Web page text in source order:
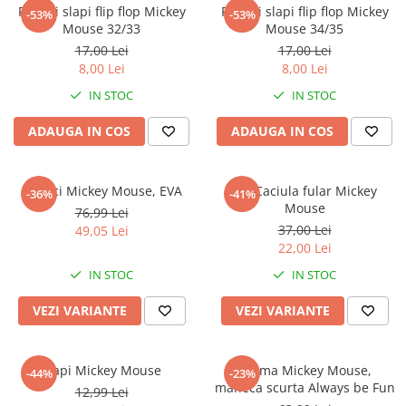
Captain america
Bakugan
Liga Dreptatii
Buzz Lightyear
My Little Pony
Planes
EplusM
Tom & Jerry
Transformers
Incaltaminte baieti
Ghete si cizme baieti
Pantofi baieti
Papuci si slapi baieti
Sandale baieti
Marvel
Monsters Inc.
La casa de papel
Nasa
Kids Euroswan
Rainbow High
Garfield
Nightmare before Christmas
EplusM
Perletti
Arditex
-53%
Papuci slapi flip flop Mickey
Mouse 32/33
17,00 Lei
8,00 Lei
IN STOC
ADAUGA IN COS
-53%
Papuci slapi flip flop Mickey
Mouse 34/35
17,00 Lei
8,00 Lei
IN STOC
ADAUGA IN COS
-36%
Papuci Mickey Mouse, EVA
76,99 Lei
49,05 Lei
IN STOC
VEZI VARIANTE
-41%
Set Caciula fular Mickey
Mouse
37,00 Lei
22,00 Lei
IN STOC
VEZI VARIANTE
-44%Slapi Mickey Mouse
12,99 Lei
-23%
Pijama Mickey Mouse,
maneca scurta Always be Fun